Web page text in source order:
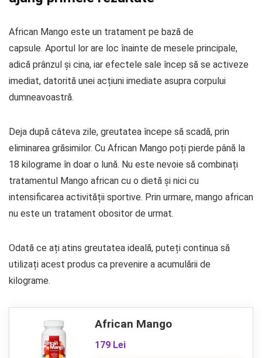
African Mango este un tratament pe bază de
capsule. Aportul lor are loc înainte de mesele principale,
adică prânzul și cina, iar efectele sale încep să se activeze
imediat, datorită unei acțiuni imediate asupra corpului
dumneavoastră.
Deja după câteva zile, greutatea începe să scadă, prin
eliminarea grăsimilor. Cu African Mango poți pierde până la
18 kilograme în doar o lună. Nu este nevoie să combinați
tratamentul Mango african cu o dietă și nici cu
intensificarea activității sportive. Prin urmare, mango african
nu este un tratament obositor de urmat.
Odată ce ați atins greutatea ideală, puteți continua să
utilizați acest produs ca prevenire a acumulării de
kilograme.
African Mango
179 Lei